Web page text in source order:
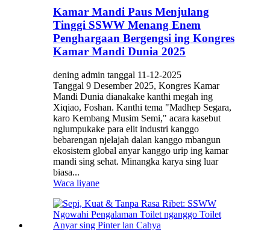
Kamar Mandi Paus Menjulang
Tinggi SSWW Menang Enem
Penghargaan Bergengsi ing Kongres
Kamar Mandi Dunia 2025
dening admin tanggal 11-12-2025
Tanggal 9 Desember 2025, Kongres Kamar
Mandi Dunia dianakake kanthi megah ing
Xiqiao, Foshan. Kanthi tema "Madhep Segara,
karo Kembang Musim Semi," acara kasebut
nglumpukake para elit industri kanggo
bebarengan njelajah dalan kanggo mbangun
ekosistem global anyar kanggo urip ing kamar
mandi sing sehat. Minangka karya sing luar
biasa...
Waca liyane